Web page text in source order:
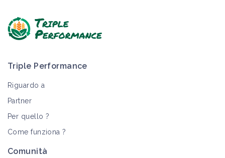
Triple Performance
Riguardo a
Partner
Per quello ?
Come funziona ?
Comunità